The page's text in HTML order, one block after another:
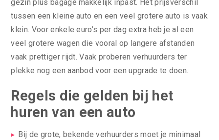
gezin plus bagage makkelijk inpast. Het prijsverschil
tussen een kleine auto en een veel grotere auto is vaak
klein. Voor enkele euro’s per dag extra heb je al een
veel grotere wagen die vooral op langere afstanden
vaak prettiger rijdt. Vaak proberen verhuurders ter
plekke nog een aanbod voor een upgrade te doen.
Regels die gelden bij het
huren van een auto
Bij de grote, bekende verhuurders moet je minimaal